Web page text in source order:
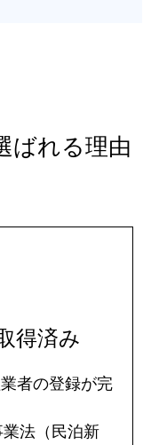
ばれる理由
得済み
者の登録が完
法（民泊新